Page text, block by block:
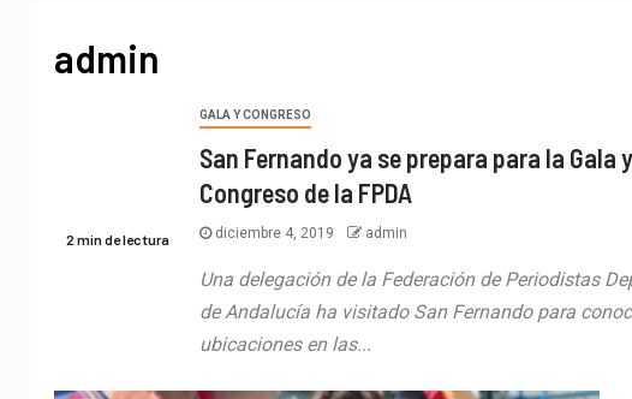
admin
2 min de lectura
GALA Y CONGRESO
San Fernando ya se prepara para la Gala
Congreso de la FPDA
diciembre 4, 2019 admin
Una delegación de la Federación de Periodistas
de Andalucía ha visitado San Fernando para
ubicaciones en las...